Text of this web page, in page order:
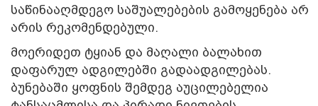
საწინააღმდეგო საშუალებების გამოყენება არ
არის რეკომენდებული.
მოერიდეთ ტყიან და მაღალი ბალახით
დაფარულ ადგილებში გადაადგილებას.
ბუნებაში ყოფნის შემდეგ აუცილებელია